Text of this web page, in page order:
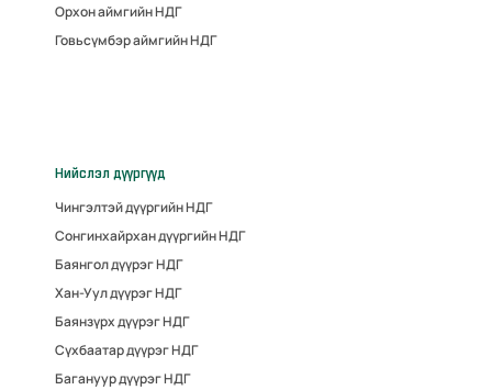
Орхон аймгийн НДГ
Говьсүмбэр аймгийн НДГ
Нийслэл дүүргүүд
Чингэлтэй дүүргийн НДГ
Сонгинхайрхан дүүргийн НДГ
Баянгол дүүрэг НДГ
Хан-Уул дүүрэг НДГ
Баянзүрх дүүрэг НДГ
Сүхбаатар дүүрэг НДГ
Багануур дүүрэг НДГ